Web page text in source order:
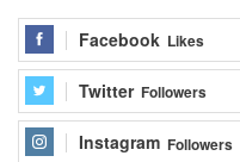
Facebook Likes
Twitter Followers
Instagram Followers